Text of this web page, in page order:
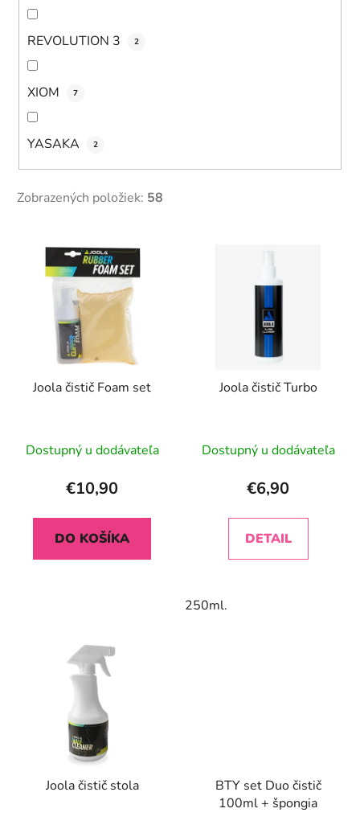
REVOLUTION 3 2
XIOM 7
YASAKA 2
Zobrazených položiek: 58
Joola čistič Foam set
Dostupný u dodávateľa
€10,90
DO KOŠÍKA
Joola čistič Turbo
Dostupný u dodávateľa
€6,90
DETAIL
250ml.
Joola čistič stola
BTY set Duo čistič
100ml + špongia